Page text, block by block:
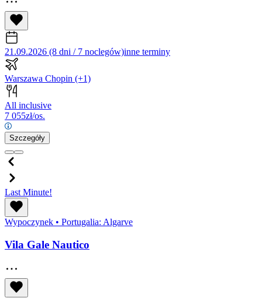
21.09.2026 (8 dni / 7 noclegów)inne terminy
Warszawa Chopin (+1)
All inclusive
7 055zł/os.
Szczegóły
Last Minute!
Wypoczynek • Portugalia: Algarve
Vila Gale Nautico